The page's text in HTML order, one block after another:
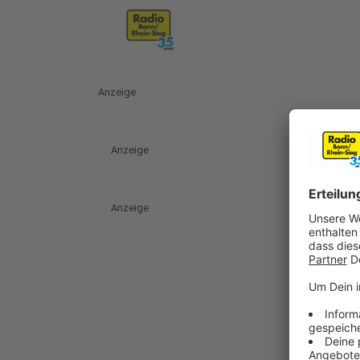
Anzeige
Anzeige
Anzeige